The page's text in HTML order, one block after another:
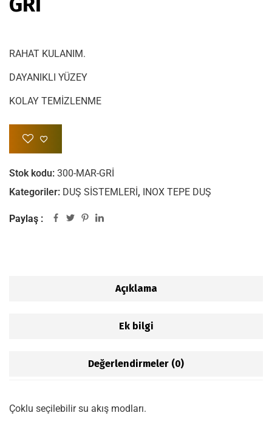
RAHAT KULANIM.
DAYANIKLI YÜZEY
KOLAY TEMİZLENME
Stok kodu: 300-MAR-GRİ
Kategoriler: DUŞ SİSTEMLERİ, INOX TEPE DUŞ
Paylaş :
Açıklama
Ek bilgi
Değerlendirmeler (0)
Çoklu seçilebilir su akış modları.